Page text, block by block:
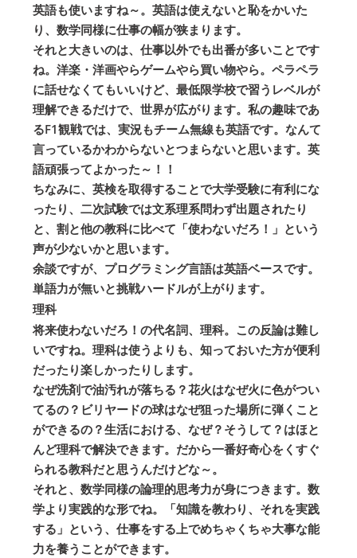
英語も使いますね～。英語は使えないと恥をかいた
り、数学同様に仕事の幅が狭まります。
それと大きいのは、仕事以外でも出番が多いことです
ね。洋楽・洋画やらゲームやら買い物やら。ペラペラ
に話せなくてもいいけど、最低限学校で習うレベルが
理解できるだけで、世界が広がります。私の趣味であ
るF1観戦では、実況もチーム無線も英語です。なんて
言っているかわからないとつまらないと思います。英
語頑張ってよかった～！！
ちなみに、英検を取得することで大学受験に有利にな
ったり、二次試験では文系理系問わず出題されたり
と、割と他の教科に比べて「使わないだろ！」という
声が少ないかと思います。
余談ですが、プログラミング言語は英語ベースです。
単語力が無いと挑戦ハードルが上がります。
理科
将来使わないだろ！の代名詞、理科。この反論は難し
いですね。理科は使うよりも、知っておいた方が便利
だったり楽しかったりします。
なぜ洗剤で油汚れが落ちる？花火はなぜ火に色がつい
てるの？ビリヤードの球はなぜ狙った場所に弾くこと
ができるの？生活における、なぜ？そうして？はほと
んど理科で解決できます。だから一番好奇心をくすぐ
られる教科だと思うんだけどな～。
それと、数学同様の論理的思考力が身につきます。数
学より実践的な形でね。「知識を教わり、それを実践
する」という、仕事をする上でめちゃくちゃ大事な能
力を養うことができます。